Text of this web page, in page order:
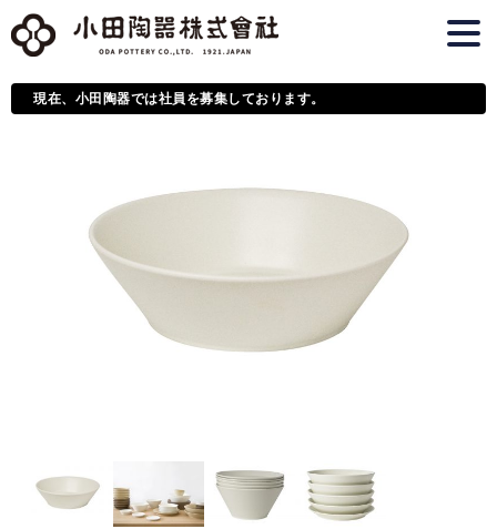
現在、小田陶器では社員を募集しております。